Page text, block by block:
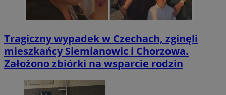
Tragiczny wypadek w Czechach, zginęli
mieszkańcy Siemianowic i Chorzowa.
Założono zbiórki na wsparcie rodzin